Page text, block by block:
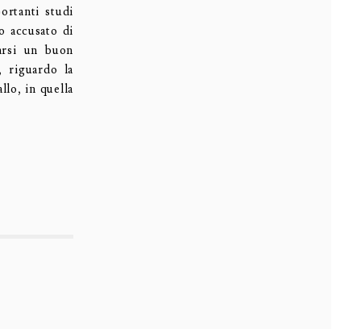
studi
accusato di
un buon
riguardo la
in quella